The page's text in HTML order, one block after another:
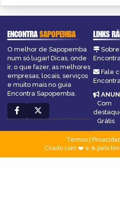
ENCONTRASAPOPEMBA
O melhor de Sapopemba
num só lugar! Dicas, onde
ir, o que fazer, as melhores
empresas, locais, serviços
e muito mais no guia
Encontra Sapopemba.
LINKS
Sobre
Fale
Com
Grátis
Termos|
Criado com ❤️ e ☕ pelo